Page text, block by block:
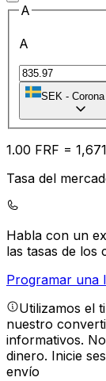
A
A
SEK -
1.00 FRF = 1,
Tasa del
Habla con un
las tasas de los
Programar una
Utilizamos el
nuestro
informativos.
dinero. Inicie
envío